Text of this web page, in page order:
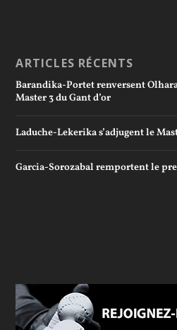
ARTICLES RÉCENTS
Barandika-Portet renversent
Master 3 du Gant d’or
Laduche-Lekerika s’adjugent le
Garcia-Sorozabal remportent le